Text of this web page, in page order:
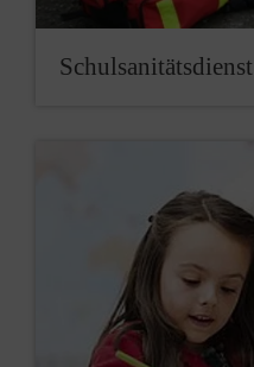
Schulsanitätsdienst